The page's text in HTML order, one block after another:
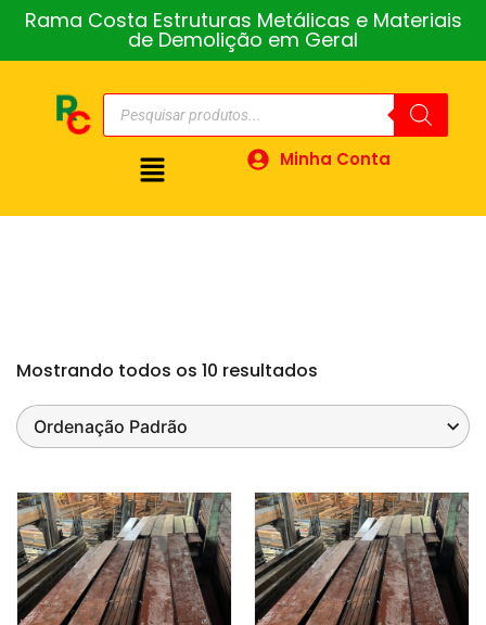
Rama Costa Estruturas Metálicas e Materiais
de Demolição em Geral
Minha Conta
Mostrando todos os 10 resultados